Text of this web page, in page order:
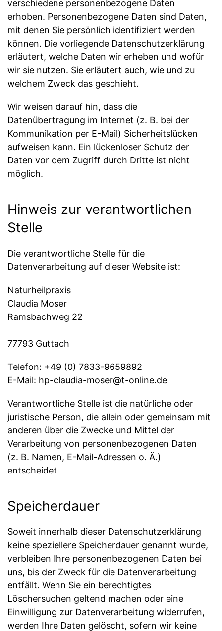
verschiedene personenbezogene Daten
erhoben. Personenbezogene Daten sind Daten,
mit denen Sie persönlich identifiziert werden
können. Die vorliegende Datenschutzerklärung
erläutert, welche Daten wir erheben und wofür
wir sie nutzen. Sie erläutert auch, wie und zu
welchem Zweck das geschieht.
Wir weisen darauf hin, dass die
Datenübertragung im Internet (z. B. bei der
Kommunikation per E-Mail) Sicherheitslücken
aufweisen kann. Ein lückenloser Schutz der
Daten vor dem Zugriff durch Dritte ist nicht
möglich.
Hinweis zur verantwortlichen
Stelle
Die verantwortliche Stelle für die
Datenverarbeitung auf dieser Website ist:
Naturheilpraxis
Claudia Moser
Ramsbachweg 22
77793 Guttach
Telefon: +49 (0) 7833-9659892
E-Mail: hp-claudia-moser@t-online.de
Verantwortliche Stelle ist die natürliche oder
juristische Person, die allein oder gemeinsam mit
anderen über die Zwecke und Mittel der
Verarbeitung von personenbezogenen Daten
(z. B. Namen, E-Mail-Adressen o. Ä.)
entscheidet.
Speicherdauer
Soweit innerhalb dieser Datenschutzerklärung
keine speziellere Speicherdauer genannt wurde,
verbleiben Ihre personenbezogenen Daten bei
uns, bis der Zweck für die Datenverarbeitung
entfällt. Wenn Sie ein berechtigtes
Löschersuchen geltend machen oder eine
Einwilligung zur Datenverarbeitung widerrufen,
werden Ihre Daten gelöscht, sofern wir keine